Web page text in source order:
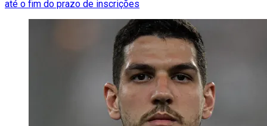
até o fim do prazo de inscrições